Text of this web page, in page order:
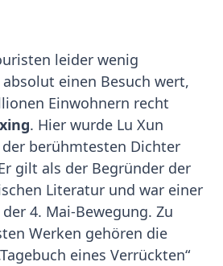
leider wenig
einen Besuch wert,
Einwohnern recht
. Hier wurde Lu Xun
der berühmtesten Dichter
gilt als der Begründer der
Literatur und war einer
4. Mai-Bewegung. Zu
Werken gehören die
eines Verrückten“